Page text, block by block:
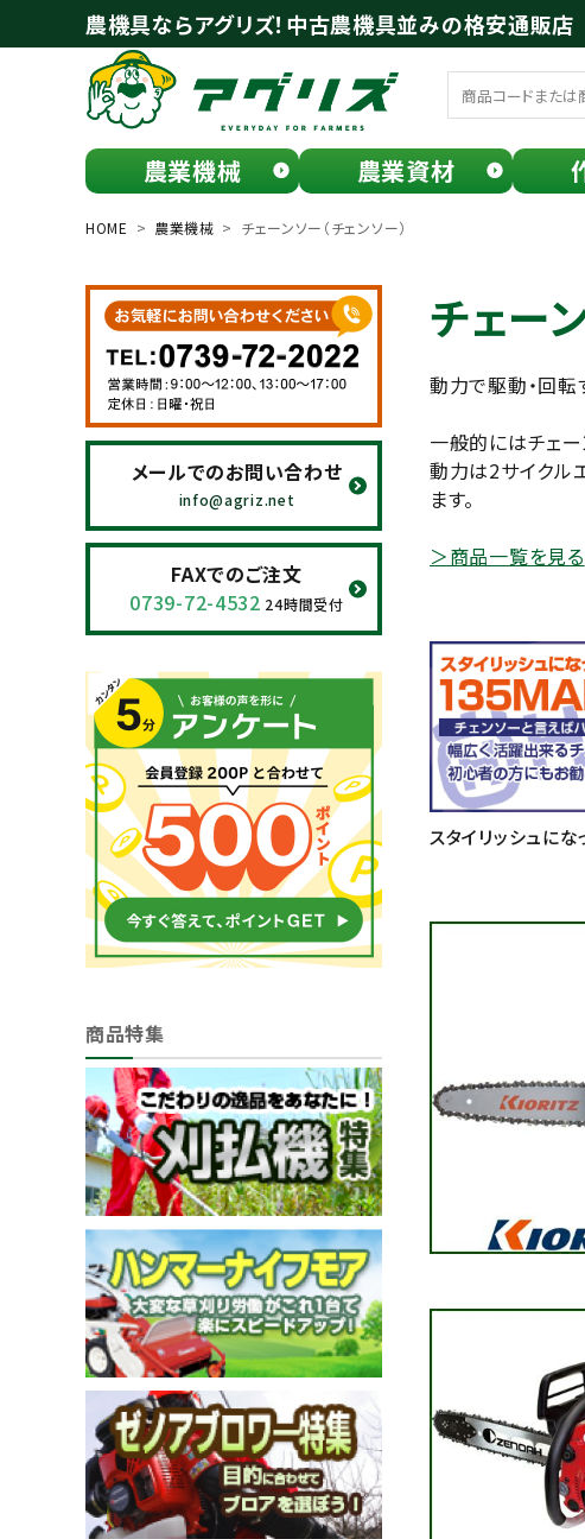
農機具ならアグリズ！中古農機具並みの格安通販店
農業機械 農業資材
ログイン person 会員登録
search
農業資材
作業用品
補修部品
メールでのお問い合わせ
info@agriz.net
FAXでのご注文
0739-72-453224時間受付
HOME 農業機械 チェーンソー（チェンソー）
メールでのお問い合わせ
info@agriz.net
FAXでのご注文
0739-72-4532 24時間受付
商品特集
チェー
動力で駆動・回転
一般的にはチェー
動力は2サイクル
ます。
＞商品一覧を見る
スタイリッシュに